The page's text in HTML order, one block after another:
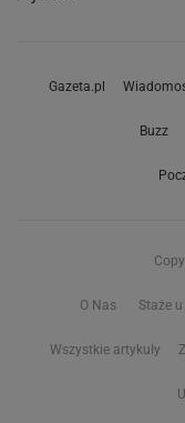
Gazeta.pl
Buzz
O Nas Staże
Wszystkie artykuły